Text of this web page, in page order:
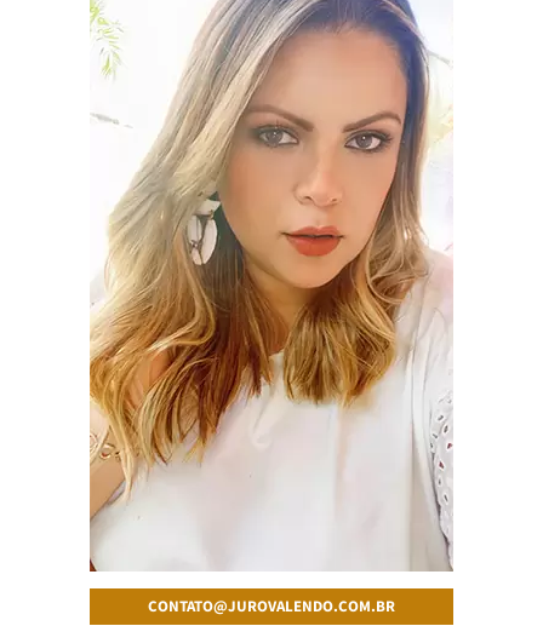
CONTATO@JUROVALENDO.COM.BR